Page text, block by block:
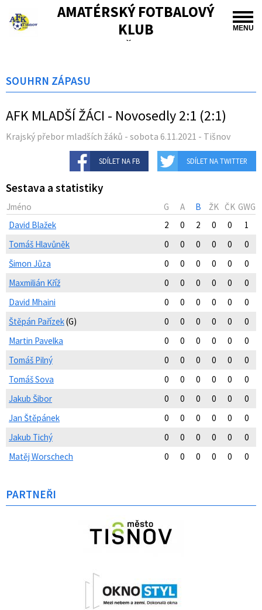
MENU
AMATÉRSKÝ FOTBALOVÝ
KLUB
TIŠNOV
SOUHRN ZÁPASU
AFK MLADŠÍ ŽÁCI - Novosedly 2:1 (2:1)
Krajský přebor mladších žáků - sobota 6.11.2021 - Tišnov
SDÍLET NA FB SDÍLET NA TWITTER
Sestava a statistiky
Jméno G A B ŽK ČK GWG
David Blažek
2 0 2 0 0
1
Tomáš Hlavůněk
0 0 0 0 0
0
Šimon Jůza
0 0 0 0 0
0
Maxmilián Kříž
0 0 0 0 0
0
David Mhaini
0 0 0 0 0
0
Štěpán Pařízek(G) 0 0 0 0 0
0
Martin Pavelka
0 0 0 0 0
0
Tomáš Pilný
0 0 0 0 0
0
Tomáš Sova
0 0 0 0 0
0
Jakub Šibor
0 0 0 0 0
0
Jan Štěpánek
0 0 0 0 0
0
Jakub Tichý
0 0 0 0 0
0
Matěj Worschech
0 0 0 0 0 0
PARTNEŘI